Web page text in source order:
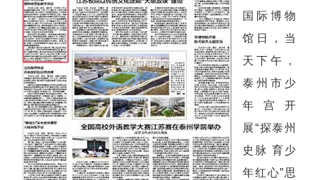
国际博物
馆日，当
天下午，
泰州市少
年宫开
展“探泰州
史脉 育少
年红心”思